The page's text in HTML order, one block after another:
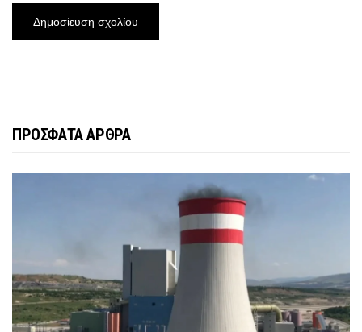
ΠΡΟΣΦΑΤΑ ΑΡΘΡΑ